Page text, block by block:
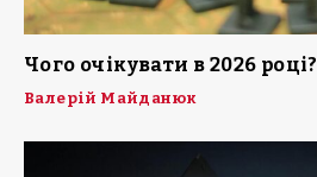
Чого очікувати в 2026 році?
Валерій Майданюк